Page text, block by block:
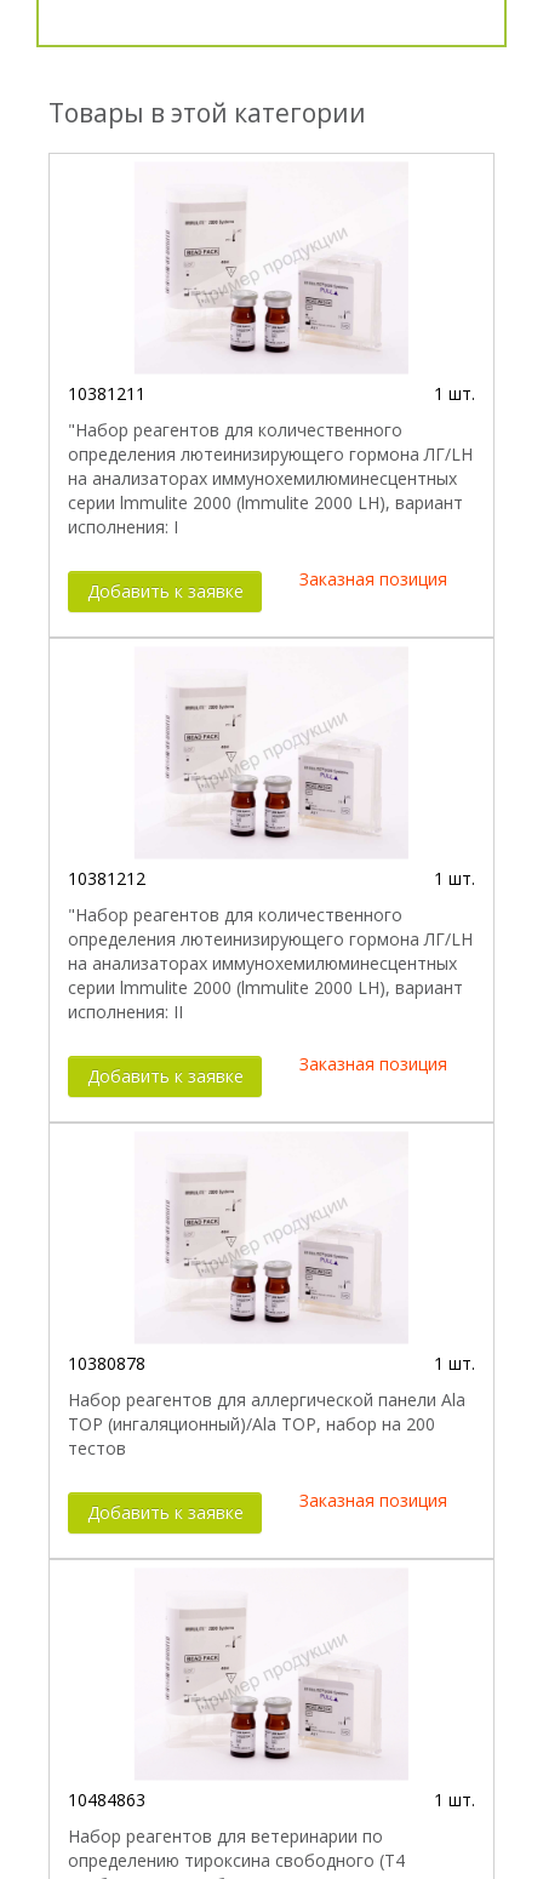
Товары в этой категории
10381211
1 шт.
"Набор реагентов для количественного
определения лютеинизирующего гормона ЛГ/LH
на анализаторах иммунохемилюминесцентных
серии lmmulite 2000 (lmmulite 2000 LH), вариант
исполнения: I
Добавить к заявке
Заказная позиция
10381212
1 шт.
"Набор реагентов для количественного
определения лютеинизирующего гормона ЛГ/LH
на анализаторах иммунохемилюминесцентных
серии lmmulite 2000 (lmmulite 2000 LH), вариант
исполнения: II
Добавить к заявке
Заказная позиция
10380878
1 шт.
Набор реагентов для аллергической панели Ala
TOP (ингаляционный)/Ala TOP, набор на 200
тестов
Добавить к заявке
Заказная позиция
10484863
1 шт.
Набор реагентов для ветеринарии по
определению тироксина свободного (Т4